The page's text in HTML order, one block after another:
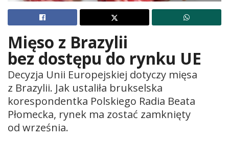
Mięso z Brazylii
bez dostępu do rynku UE
Decyzja Unii Europejskiej dotyczy mięsa
z Brazylii. Jak ustaliła brukselska
korespondentka Polskiego Radia Beata
Płomecka, rynek ma zostać zamknięty
od września.